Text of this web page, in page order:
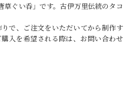
草ぐい呑」です。古伊万里伝統のタコ
で、ご注文をいただいてから制作す
入を希望される際は、お問い合わせ